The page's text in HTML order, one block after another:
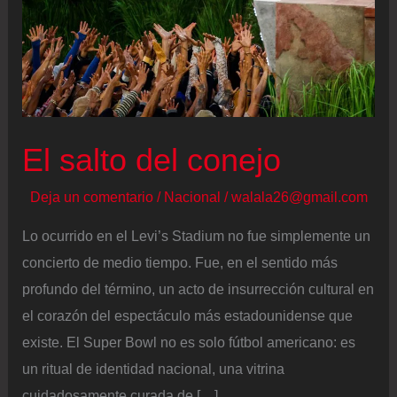
El salto del conejo
Deja un comentario / Nacional /walala26@gmail.com
Lo ocurrido en el Levi’s Stadium no fue simplemente un
concierto de medio tiempo. Fue, en el sentido más
profundo del término, un acto de insurrección cultural en
el corazón del espectáculo más estadounidense que
existe. El Super Bowl no es solo fútbol americano: es
un ritual de identidad nacional, una vitrina